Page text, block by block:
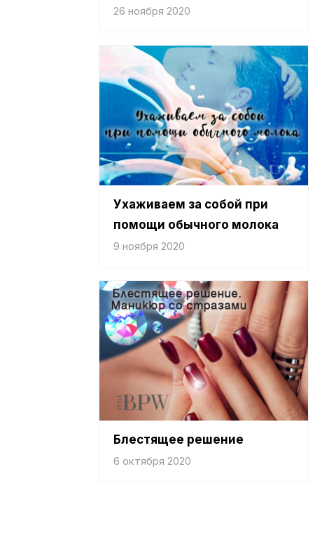
26 ноября 2020
Ухаживаем за собой при
помощи обычного молока
9 ноября 2020
Блестящее решение
6 октября 2020